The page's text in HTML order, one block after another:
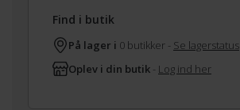
Find i butik
På lager i 0 butikker - Se lagerstatus
Oplev i din butik - Log ind her